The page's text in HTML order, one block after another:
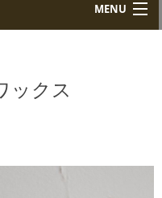
MENU
ク
ックス